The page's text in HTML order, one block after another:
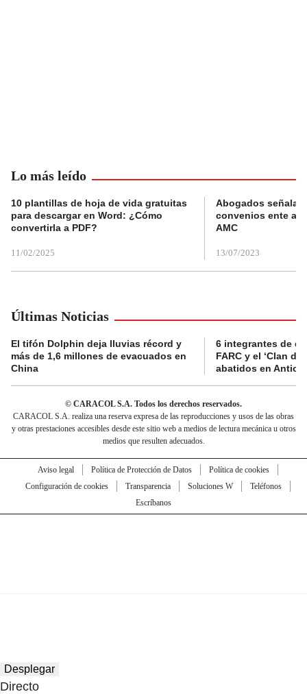
Lo más leído
10 plantillas de hoja de vida gratuitas
para descargar en Word: ¿Cómo
convertirla a PDF?
11/02/2025
Abogados
convenios ente
AMC
13/07/2023
Últimas Noticias
El tifón Dolphin deja lluvias récord y
más de 1,6 millones de evacuados en
China
6 integrantes de
FARC y el ‘Clan
abatidos en
© CARACOL S.A. Todos los derechos reservados.
CARACOL S.A. realiza una reserva expresa de las reproducciones y usos de las obras
y otras prestaciones accesibles desde este sitio web a medios de lectura mecánica u otros
medios que resulten adecuados.
Aviso legal Política de Protección de Datos
Política de cookies
Configuración de cookies
Transparencia Soluciones W
Teléfonos
Escríbanos
Desplegar
Directo